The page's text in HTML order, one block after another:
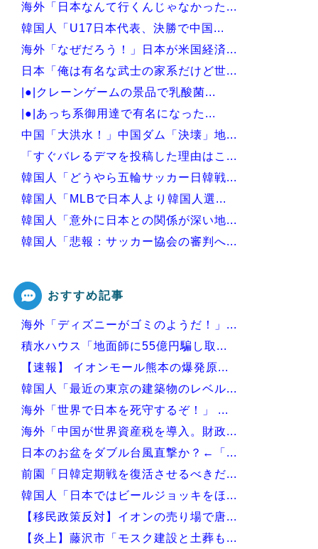
海外「日本なんて行くんじゃなかった...
韓国人「U17日本代表、決勝で中国...
海外「なぜだろう！」日本が米国経済...
日本「俺は有名な武士の家系だけど世...
|●|クレーンゲームの景品で乳酸菌...
|●|あっち系御用達で有名になった...
中国「大洪水！」中国ダム「決壊」地...
「すぐバレるデマを投稿した理由はこ...
韓国人「どうやら五輪サッカー日韓戦...
韓国人「MLBで日本人より韓国人選...
韓国人「意外に日本との関係が深い地...
韓国人「悲報：サッカー協会の審判へ...
Powered by livedoor 相互RSS
おすすめ記事
海外「ディズニーがゴミのようだ！」...
積水ハウス「地面師に55億円騙し取...
【速報】 イオンモール熊本の爆発原...
韓国人「最近の東京の建築物のレベル...
海外「世界で日本を死守するぞ！」 ...
海外「中国が世界資産税を導入。財政...
日本のお盆をダブル台風直撃か？←「...
前園「日韓定期戦を復活させるべきだ...
韓国人「日本ではビールジョッキをほ...
【移民政策反対】イオンの売り場で唐...
【炎上】藤沢市「モスク建設と土葬も...